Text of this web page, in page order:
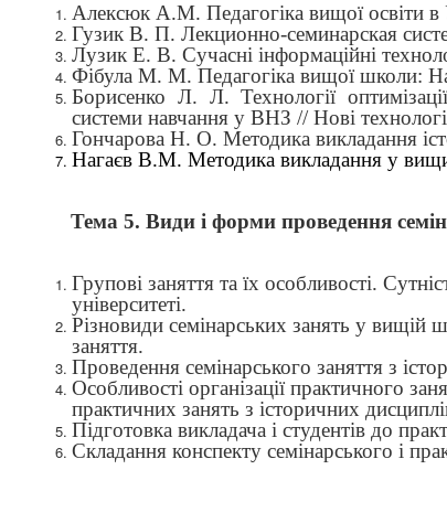
Алексюк А.М. Педагогіка вищої освіти в
Гузик В. П. Лекционно-семинарская
Лузик Е. В. Сучасні інформаційні
Фібула М. М. Педагогіка вищої школи:
Борисенко Л. Л. Технології
системи навчання у ВНЗ // Нові
Гончарова Н. О. Методика викладання
Нагаєв В.М. Методика викладання у
Тема 5. Види і форми проведення
Групові заняття та їх особливості.
університеті.
Різновиди семінарських занять у вищій
заняття.
Проведення семінарського заняття з
Особливості організації практичного
практичних занять з історичних
Підготовка викладача і студентів до
Складання конспекту семінарського і